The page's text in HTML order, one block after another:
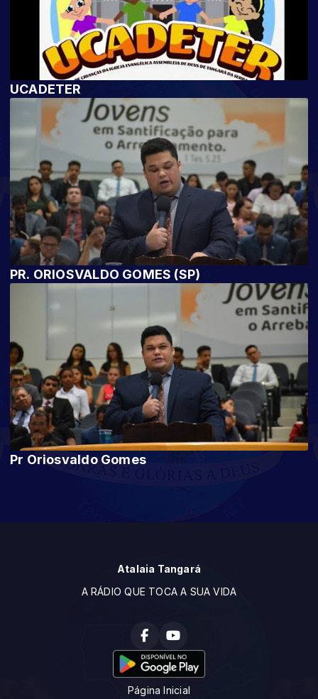
UCADETER
PR. ORIOSVALDO GOMES (SP)
Pr Oriosvaldo Gomes
Atalaia Tangará
A RÁDIO QUE TOCA A SUA VIDA
Página Inicial